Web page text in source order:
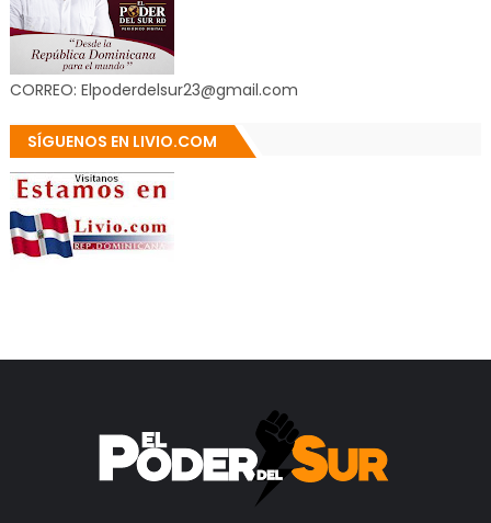
CORREO: Elpoderdelsur23@gmail.com
SÍGUENOS EN LIVIO.COM